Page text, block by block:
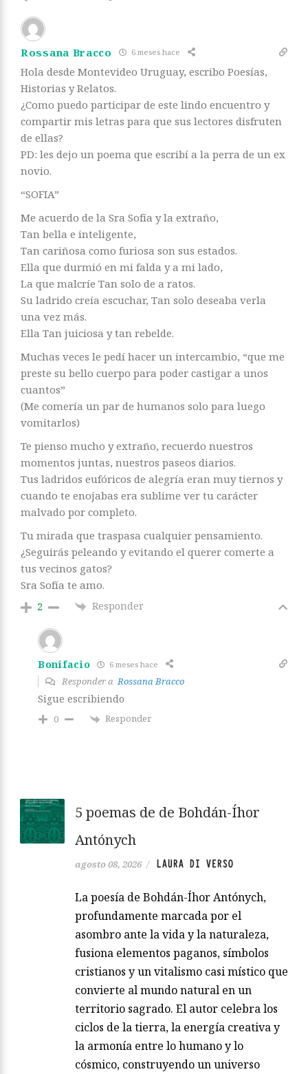
Rossana Bracco 6 meses hace
Hola desde Montevideo Uruguay, escribo Poesías,
Historias y Relatos.
¿Como puedo participar de este lindo encuentro y
compartir mis letras para que sus lectores disfruten
de ellas?
PD: les dejo un poema que escribí a la perra de un ex
novio.
“SOFIA”
Me acuerdo de la Sra Sofía y la extraño,
Tan bella e inteligente,
Tan cariñosa como furiosa son sus estados.
Ella que durmió en mi falda y a mi lado,
La que malcríe Tan solo de a ratos.
Su ladrido creía escuchar, Tan solo deseaba verla
una vez más.
Ella Tan juiciosa y tan rebelde.
Muchas veces le pedí hacer un intercambio, “que me
preste su bello cuerpo para poder castigar a unos
cuantos”
(Me comería un par de humanos solo para luego
vomitarlos)
Te pienso mucho y extraño, recuerdo nuestros
momentos juntas, nuestros paseos diarios.
Tus ladridos eufóricos de alegría eran muy tiernos y
cuando te enojabas era sublime ver tu carácter
malvado por completo.
Tu mirada que traspasa cualquier pensamiento.
¿Seguirás peleando y evitando el querer comerte a
tus vecinos gatos?
Sra Sofía te amo.
2 Responder
Bonifacio 6 meses hace
Responder aRossana Bracco
Sigue escribiendo
0 Responder
5 poemas de de Bohdán-Íhor
Antónych
agosto 08, 2026 / LAURA DI VERSO
La poesía de Bohdán-Íhor Antónych,
profundamente marcada por el
asombro ante la vida y la naturaleza,
fusiona elementos paganos, símbolos
cristianos y un vitalismo casi místico que
convierte al mundo natural en un
territorio sagrado. El autor celebra los
ciclos de la tierra, la energía creativa y
la armonía entre lo humano y lo
cósmico, construyendo un universo